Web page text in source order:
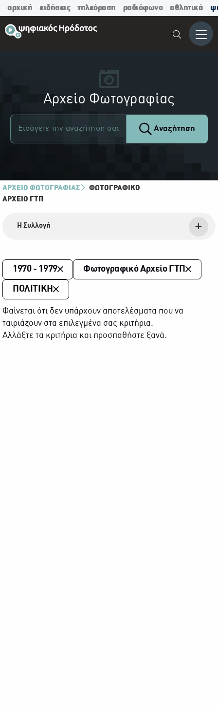
αρχική ειδήσεις τηλεόραση ραδιόφωνο αθλητικά
Μενού
Αρχείο Φωτογραφίας
Αναζήτηση
ΑΡΧΕΙΟ ΦΩΤΟΓΡΑΦΙΑΣ
ΦΩΤΟΓΡΑΦΙΚΌ
ΑΡΧΕΊΟ ΓΤΠ
Η Συλλογή
1970 - 1979 Φωτογραφικό Αρχείο ΓΤΠ
ΠΟΛΙΤΙΚΗ
Φαίνεται ότι δεν υπάρχουν αποτελέσματα που να
ταιριάζουν στα επιλεγμένα σας κριτήρια.
Αλλάξτε τα κριτήρια και προσπαθήστε ξανά.